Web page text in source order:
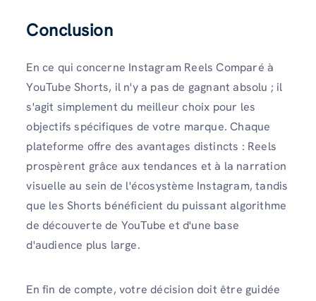
Conclusion
En ce qui concerne Instagram Reels Comparé à
YouTube Shorts, il n'y a pas de gagnant absolu ; il
s'agit simplement du meilleur choix pour les
objectifs spécifiques de votre marque. Chaque
plateforme offre des avantages distincts : Reels
prospèrent grâce aux tendances et à la narration
visuelle au sein de l'écosystème Instagram, tandis
que les Shorts bénéficient du puissant algorithme
de découverte de YouTube et d'une base
d'audience plus large.
En fin de compte, votre décision doit être guidée